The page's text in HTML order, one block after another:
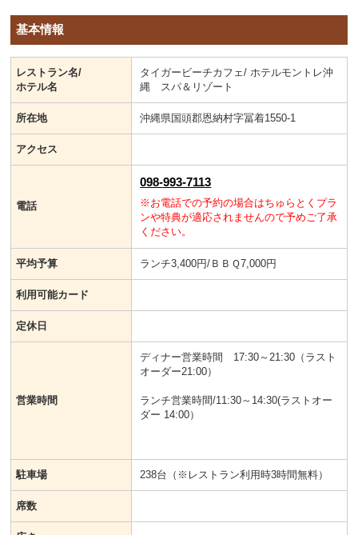
基本情報
レストラン名/
ホテル名
タイガービーチカフェ/ ホテルモントレ沖
縄 スパ＆リゾート
所在地 沖縄県国頭郡恩納村字冨着1550-1
アクセス
電話
098-993-7113
※お電話での予約の場合はちゅらとくプラ
ンや特典が適応されませんので予めご了承
ください。
平均予算 ランチ3,400円/ＢＢＱ7,000円
利用可能カード
定休日
営業時間
ディナー営業時間 17:30～21:30（ラスト
オーダー21:00）
ランチ営業時間/11:30～14:30(ラストオー
ダー 14:00）
駐車場 238台（※レストラン利用時3時間無料）
席数